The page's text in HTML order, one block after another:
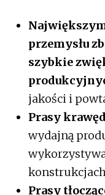
przemysłu
szybkie
jakości i
Prasy
wydajną
Prasy